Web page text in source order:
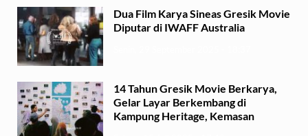
Dua Film Karya Sineas Gresik Movie
Diputar di IWAFF Australia
14 Tahun Gresik Movie Berkarya,
Gelar Layar Berkembang di
Kampung Heritage, Kemasan